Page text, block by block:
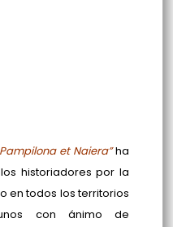
et Naiera”ha
historiadores por la
en todos los territorios
con ánimo de